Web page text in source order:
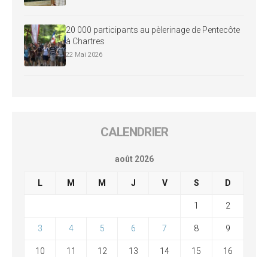
20 000 participants au pèlerinage de Pentecôte
à Chartres
22 Mai 2026
CALENDRIER
août 2026
L M M J V S D
1 2
3 4 5 6 7 8 9
10 11 12 13 14 15 16